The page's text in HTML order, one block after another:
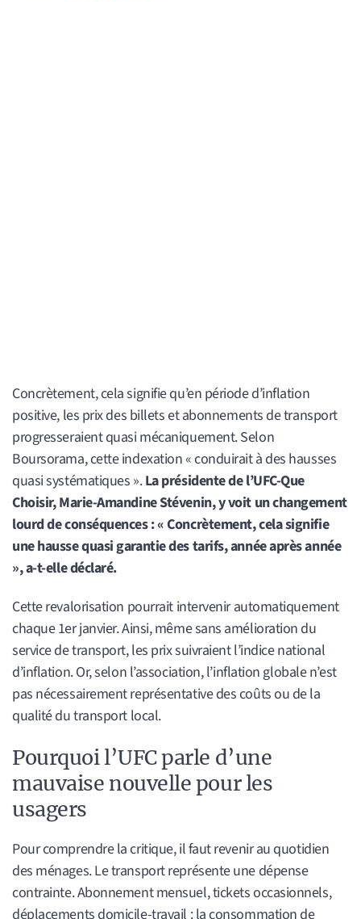
Concrètement, cela signifie qu’en période d’inflation
positive, les prix des billets et abonnements de transport
progresseraient quasi mécaniquement. Selon
Boursorama, cette indexation « conduirait à des hausses
quasi systématiques ».La présidente de l’UFC-Que
Choisir, Marie-Amandine Stévenin, y voit un changement
lourd de conséquences : « Concrètement, cela signifie
une hausse quasi garantie des tarifs, année après année
», a-t-elle déclaré.
Cette revalorisation pourrait intervenir automatiquement
chaque 1er janvier. Ainsi, même sans amélioration du
service de transport, les prix suivraient l’indice national
d’inflation. Or, selon l’association, l’inflation globale n’est
pas nécessairement représentative des coûts ou de la
qualité du transport local.
Pourquoi l’UFC parle d’une
mauvaise nouvelle pour les
usagers
Pour comprendre la critique, il faut revenir au quotidien
des ménages. Le transport représente une dépense
contrainte. Abonnement mensuel, tickets occasionnels,
déplacements domicile-travail : la consommation de